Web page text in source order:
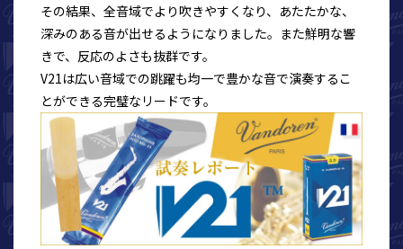
その結果、全音域でより吹きやすくなり、あたたかな、
深みのある音が出せるようになりました。また鮮明な響
きで、反応のよさも抜群です。
V21は広い音域での跳躍も均一で豊かな音で演奏するこ
とができる完璧なリードです。